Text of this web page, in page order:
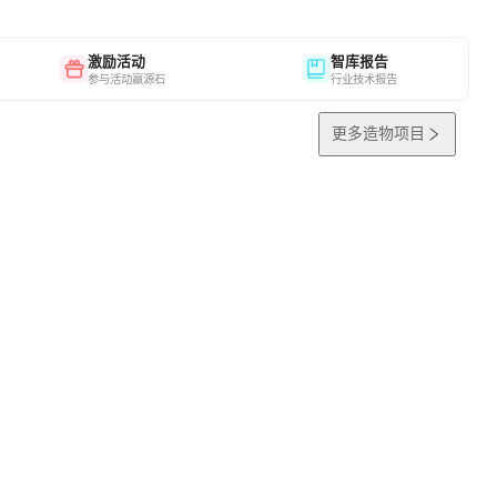
激励活动
参与活动赢源石
智库报告
行业技术报告
更多造物项目